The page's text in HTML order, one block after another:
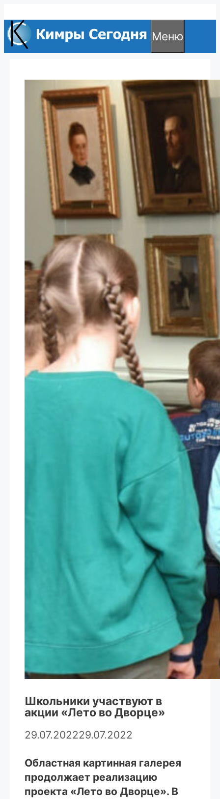
к
содержимому
Меню
Школьники участвуют в
акции «Лето во Дворце»
29.07.202229.07.2022
Областная картинная галерея
продолжает реализацию
проекта «Лето во Дворце». В